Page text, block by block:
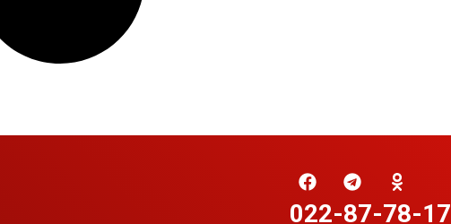
022-87-78-17